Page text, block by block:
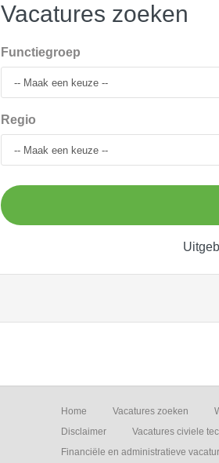
Vacatures zoeken
Functiegroep
Regio
Home Vacatures zoeken
Disclaimer
Vacatures civiele
Financiële en administratieve